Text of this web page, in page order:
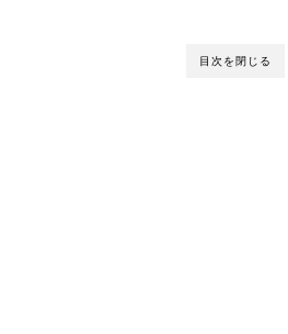
目次を閉じる